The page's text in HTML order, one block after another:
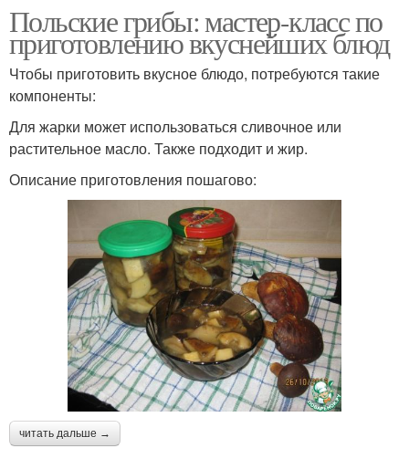
Польские грибы: мастер-класс по
приготовлению вкуснейших блюд
Чтобы приготовить вкусное блюдо, потребуются такие
компоненты:
Для жарки может использоваться сливочное или
растительное масло. Также подходит и жир.
Описание приготовления пошагово:
читать дальше →